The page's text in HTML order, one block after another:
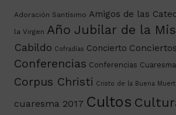
Adoración Santísimo Amigos de las
la Virgen Año Jubilar de la
Cabildo Cofradías Concierto Conciertos
Conferencias Conferencias
Corpus Christi Cristo de la Buena
cuaresma 2017 Cultos